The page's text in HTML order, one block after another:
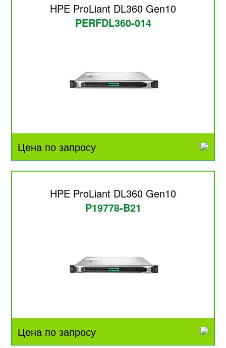
HPE ProLiant DL360 Gen10
PERFDL360-014
Цена по запросу
HPE ProLiant DL360 Gen10
P19778-B21
Цена по запросу